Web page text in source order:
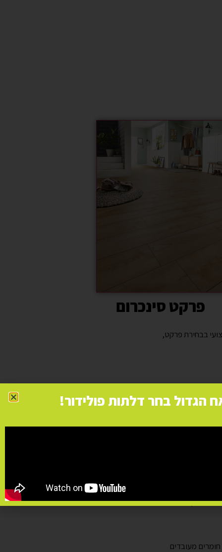
פרקט סינכרום
בבחירת פרקט,
בשוק.
מעובדים
הגדול בחר דלתות פולידור!